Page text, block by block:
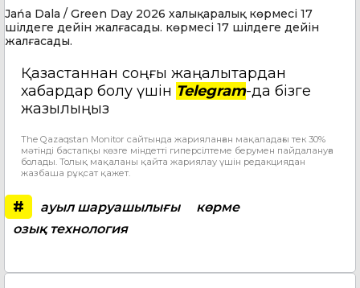
Jańa Dala / Green Day 2026 халықаралық көрмесі 17
шілдеге дейін жалғасады. көрмесі 17 шілдеге дейін
жалғасады.
Қазақстаннан соңғы жаңалықтардан
хабардар болу үшін Telegram-да бізге
жазылыңыз
The Qazaqstan Monitor сайтында жарияланған мақаладағы тек 30%
мәтінді бастапқы көзге міндетті гиперсілтеме берумен пайдалануға
болады. Толық мақаланы қайта жариялау үшін редакциядан
жазбаша рұқсат қажет.
# ауыл шаруашылығы
көрме
озық технология